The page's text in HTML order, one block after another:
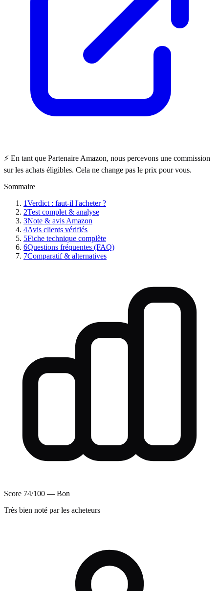
⚡ En tant que Partenaire Amazon, nous percevons une commission
sur les achats éligibles. Cela ne change pas le prix pour vous.
Sommaire
1Verdict : faut-il l'acheter ?
2Test complet & analyse
3Note & avis Amazon
4Avis clients vérifiés
5Fiche technique complète
6Questions fréquentes (FAQ)
7Comparatif & alternatives
Score 74/100 — Bon
Très bien noté par les acheteurs